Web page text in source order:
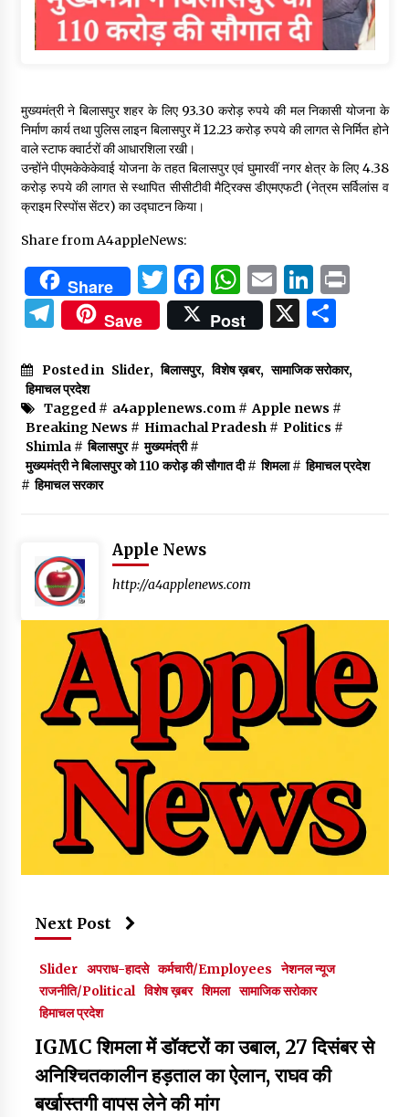
मुख्यमंत्री ने बिलासपुर शहर के लिए 93.30 करोड़ रुपये की मल निकासी योजना के
निर्माण कार्य तथा पुलिस लाइन बिलासपुर में 12.23 करोड़ रुपये की लागत से निर्मित होने
वाले स्टाफ क्वार्टरों की आधारशिला रखी।
उन्होंने पीएमकेकेकेवाई योजना के तहत बिलासपुर एवं घुमारवीं नगर क्षेत्र के लिए 4.38
करोड़ रुपये की लागत से स्थापित सीसीटीवी मैट्रिक्स डीएमएफटी (नेत्रम सर्विलांस व
क्राइम रिस्पोंस सेंटर) का उद्घाटन किया।
Share from A4appleNews:
Share Twitter
Facebook
WhatsApp
Email
Telegram
Save Post X
Posted in Slider, बिलासपुर, विशेष ख़बर, सामाजिक सरोकार,
हिमाचल प्रदेश
Tagged # a4applenews.com# Apple news #
Breaking News # Himachal Pradesh# Politics #
Shimla# बिलासपुर# मुख्यमंत्री#
मुख्यमंत्री ने बिलासपुर को 110 करोड़ की सौगात दी# शिमला# हिमाचल प्रदेश
# हिमाचल सरकार
Apple News
http://a4applenews.com
Next Post
Slider अपराध-हादसे कर्मचारी/Employees नेशनल न्यूज
राजनीति/Political विशेष ख़बर शिमला सामाजिक सरोकार
हिमाचल प्रदेश
IGMC शिमला में डॉक्टरों का उबाल, 27 दिसंबर से
अनिश्चितकालीन हड़ताल का ऐलान, राघव की
बर्खास्तगी वापस लेने की मांग